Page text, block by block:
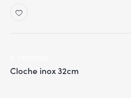
Cloche inox 32cm